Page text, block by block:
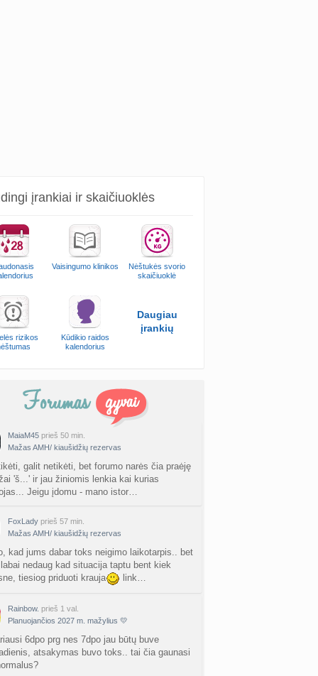
įrankiai ir skaičiuoklės
Vaisingumo klinikos
Nėštukės svorio
skaičiuoklė
rizikos
Kūdikio raidos
kalendorius
Daugiau
įrankių
MaiaM45 prieš 50 min.
Mažas AMH/ kiaušidžių rezervas
galit netikėti, bet forumo narės čia praėję
'š...' ir jau žiniomis lenkia kai kurias
Jeigu įdomu - mano istor…
FoxLady prieš 57 min.
Mažas AMH/ kiaušidžių rezervas
kad jums dabar toks neigimo laikotarpis.. bet
nedaug kad situacija taptu bent kiek
tiesiog priduoti krauja
link…
Rainbow. prieš 1 val.
Planuojančios 2027 m. mažylius 💛
6dpo prg nes 7dpo jau būtų buve
atsakymas buvo toks.. tai čia gaunasi